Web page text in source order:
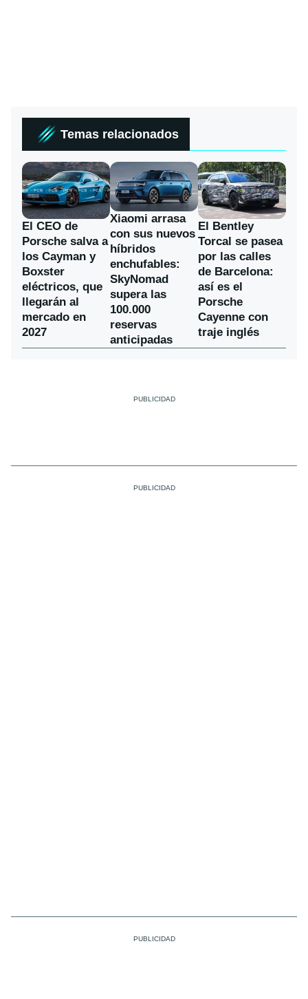
Temas relacionados
El CEO de
Porsche salva a
los Cayman y
Boxster
eléctricos, que
llegarán al
mercado en
2027
Xiaomi arrasa
con sus nuevos
híbridos
enchufables:
SkyNomad
supera las
100.000
reservas
anticipadas
El Bentley
Torcal se pasea
por las calles
de Barcelona:
así es el
Porsche
Cayenne con
traje inglés